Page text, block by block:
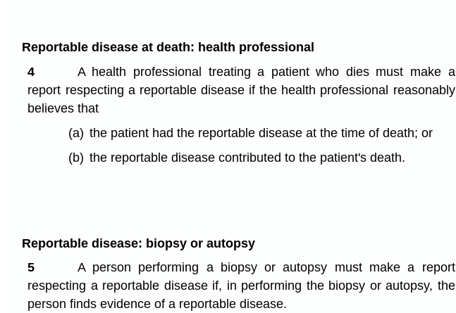
Reportable disease at death: health professional
4
A health professional treating a patient who dies must make a
report respecting a reportable disease if the health professional reasonably
believes that
(a) the patient had the reportable disease at the time of death; or
(b) the reportable disease contributed to the patient's death.
Reportable disease: biopsy or autopsy
5
A person performing a biopsy or autopsy must make a report
respecting a reportable disease if, in performing the biopsy or autopsy, the
person finds evidence of a reportable disease.